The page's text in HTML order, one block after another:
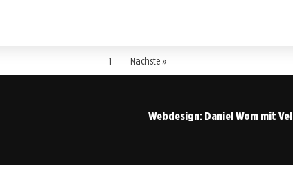
1 Nächste »
Webdesign: Daniel Wom mit